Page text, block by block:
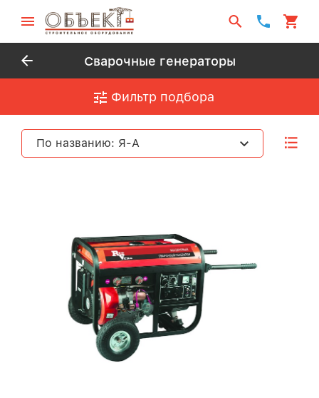
Сварочные генераторы
Фильтр подбора
По названию: Я-А